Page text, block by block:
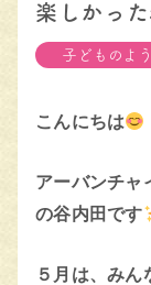
楽しかっ
子どものよ
こんにちは
アーバンチャ
の谷内田です
５月は、み